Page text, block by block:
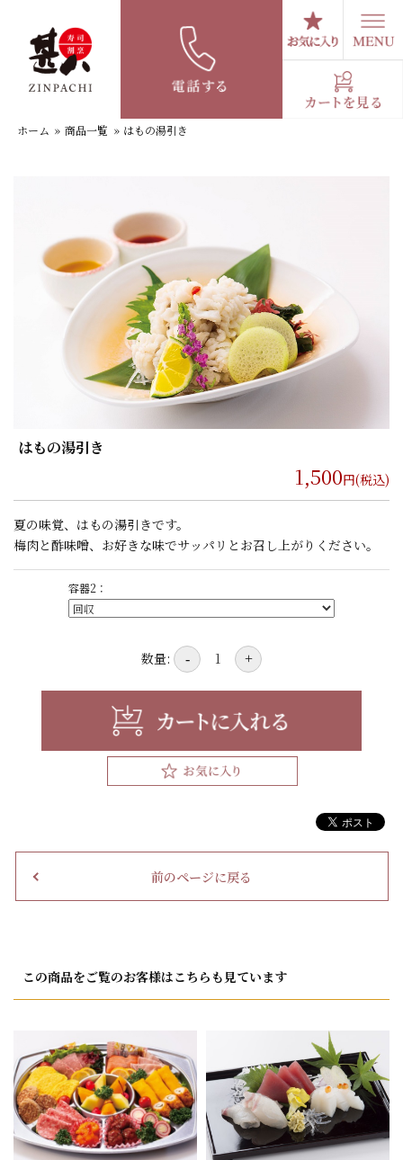
はもの湯引き
ホーム » 商品一覧 » はもの湯引き
はもの湯引き
1,500円(税込)
夏の味覚、はもの湯引きです。
梅肉と酢味噌、お好きな味でサッパリとお召し上がりください。
容器2：
数量: - +
前のページに戻る
この商品をご覧のお客様はこちらも見ています